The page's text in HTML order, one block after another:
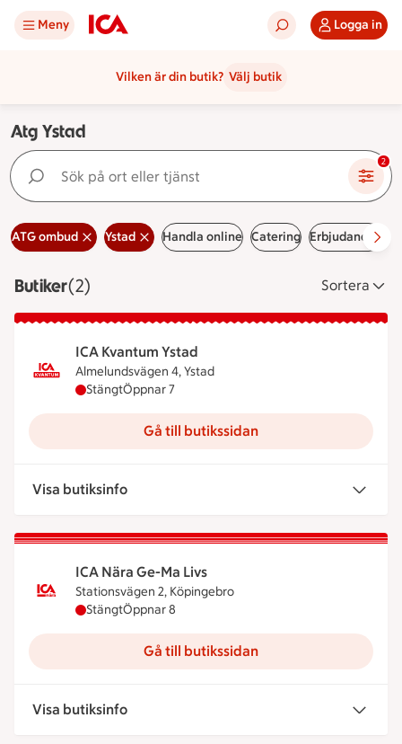
Meny Logga in
Vilken är din butik? Välj butik
Atg Ystad
Sök på ort eller tjänst 2
ATG ombud Ystad Handla online Catering Erbjudanden
ButikerVisar 2 stycken
(2) Sortera
ICA Kvantum Ystad
Almelundsvägen 4, Ystad
ICA Kvantum Ystad har stängt, öppnar klockan 7
StängtÖppnar 7
Gå till butikssidan
Visa butiksinfo
ICA Nära Ge-Ma Livs
Stationsvägen 2, Köpingebro
ICA Nära Ge-Ma Livs har stängt, öppnar klockan 8
StängtÖppnar 8
Gå till butikssidan
Visa butiksinfo